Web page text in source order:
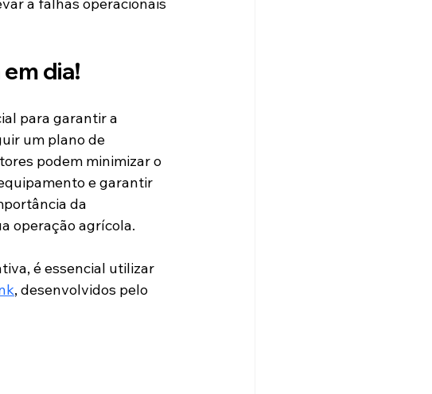
dia!
para garantir a
um plano de
podem minimizar o
e garantir
da
operação agrícola.
é essencial utilizar
, desenvolvidos pelo